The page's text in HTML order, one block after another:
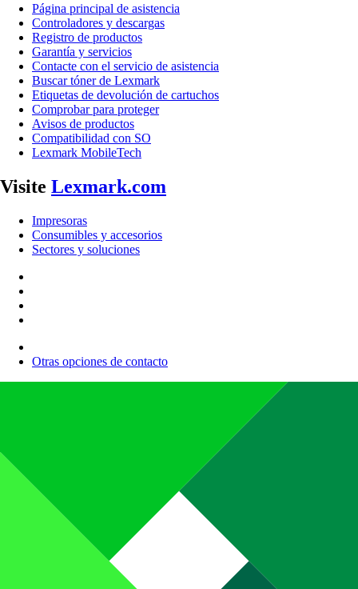
Página principal de asistencia
Controladores y descargas
Registro de productos
Garantía y servicios
Contacte con el servicio de asistencia
Buscar tóner de Lexmark
Etiquetas de devolución de cartuchos
Comprobar para proteger
Avisos de productos
Compatibilidad con SO
Lexmark MobileTech
Visite Lexmark.com
Impresoras
Consumibles y accesorios
Sectores y soluciones
Otras opciones de contacto